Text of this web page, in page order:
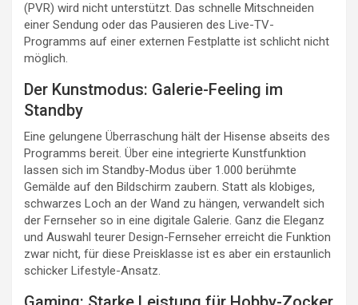
(PVR) wird nicht unterstützt. Das schnelle Mitschneiden
einer Sendung oder das Pausieren des Live-TV-
Programms auf einer externen Festplatte ist schlicht nicht
möglich.
Der Kunstmodus: Galerie-Feeling im
Standby
Eine gelungene Überraschung hält der Hisense abseits des
Programms bereit. Über eine integrierte Kunstfunktion
lassen sich im Standby-Modus über 1.000 berühmte
Gemälde auf den Bildschirm zaubern. Statt als klobiges,
schwarzes Loch an der Wand zu hängen, verwandelt sich
der Fernseher so in eine digitale Galerie. Ganz die Eleganz
und Auswahl teurer Design-Fernseher erreicht die Funktion
zwar nicht, für diese Preisklasse ist es aber ein erstaunlich
schicker Lifestyle-Ansatz.